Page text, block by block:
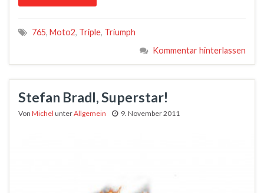
765, Moto2, Triple, Triumph
Kommentar hinterlassen
Stefan Bradl, Superstar!
Von Michel unterAllgemein 9. November 2011